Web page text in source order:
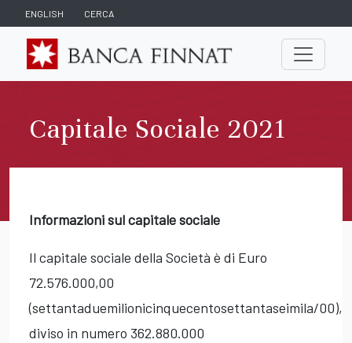
ENGLISH CERCA
Capitale Sociale 2021
Informazioni sul capitale sociale
Il capitale sociale della Società è di Euro
72.576.000,00
(settantaduemilionicinquecentosettantaseimila/00),
diviso in numero 362.880.000